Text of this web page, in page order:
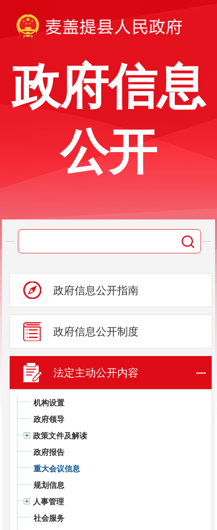
政府信息
公开
政府信息公开指南
政府信息公开制度
法定主动公开内容
机构设置
政府领导
政策文件及解读
政府报告
重大会议信息
规划信息
人事管理
社会服务